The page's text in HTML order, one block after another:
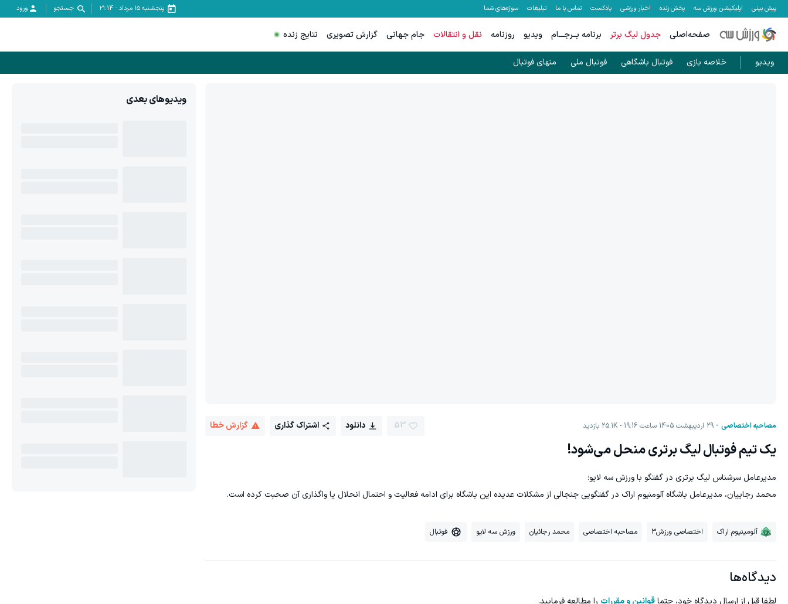
پیش بینی اپلیکیشن ورزش سه پخش زنده اخبار ورزشی پادکست تماس با ما تبلیغات سوژه‌های شما پنجشنبه ۱۵ مرداد -
21:14 جستجو ورود
صفحه‌اصلی جدول لیگ برتر برنامه بــرجـــام ویدیو روزنامه نقل و انتقالات جام جهانی گزارش تصویری نتایج زنده
ویدیو خلاصه بازی فوتبال باشگاهی فوتبال ملی منهای فوتبال
مصاحبه اختصاصی 29 اردیبهشت 1405 ساعت 19:16 25.1K بازدید 53 دانلود اشتراک گذاری گزارش خطا
یک تیم فوتبال لیگ برتری منحل می‌شود!
مدیرعامل سرشناس لیگ برتری در گفتگو با ورزش سه لایو؛
محمد رجاییان، مدیرعامل باشگاه آلومنیوم اراک در گفتگویی جنجالی از مشکلات عدیده این باشگاه برای ادامه فعالیت و احتمال انحلال یا واگذاری آن صحبت کرده است.
آلومینیوم اراک اختصاصی ورزش3 مصاحبه اختصاصی محمد رجائیان ورزش سه لایو فوتبال
دیدگاه‌ها
لطفا قبل از ارسال دیدگاه خود، حتماقوانین و مقررات را مطالعه فرمایید.
ویدیوهای بعدی